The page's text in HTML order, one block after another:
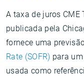
A taxa de juros CME
publicada pela
fornece uma
Rate (SOFR) para
usada como